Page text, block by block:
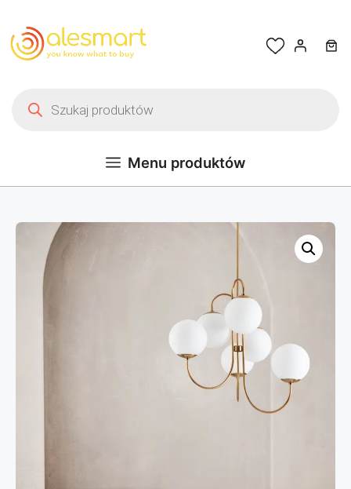
Menu produktów